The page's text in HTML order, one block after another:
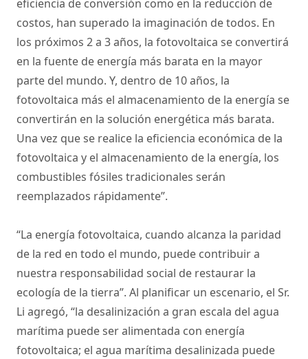
eficiencia de conversión como en la reducción de
costos, han superado la imaginación de todos. En
los próximos 2 a 3 años, la fotovoltaica se convertirá
en la fuente de energía más barata en la mayor
parte del mundo. Y, dentro de 10 años, la
fotovoltaica más el almacenamiento de la energía se
convertirán en la solución energética más barata.
Una vez que se realice la eficiencia económica de la
fotovoltaica y el almacenamiento de la energía, los
combustibles fósiles tradicionales serán
reemplazados rápidamente”.
“La energía fotovoltaica, cuando alcanza la paridad
de la red en todo el mundo, puede contribuir a
nuestra responsabilidad social de restaurar la
ecología de la tierra”. Al planificar un escenario, el Sr.
Li agregó, “la desalinización a gran escala del agua
marítima puede ser alimentada con energía
fotovoltaica; el agua marítima desalinizada puede